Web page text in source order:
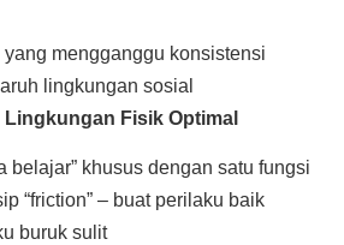
mengganggu konsistensi
lingkungan sosial
Fisik Optimal
belajar” khusus dengan satu fungsi
“friction” – buat perilaku baik
buruk sulit